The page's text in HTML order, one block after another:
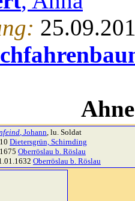
, Johann, lu. Soldat
Dietersgrün, Schirnding
Oberröslau b. Röslau
Oberröslau b. Röslau